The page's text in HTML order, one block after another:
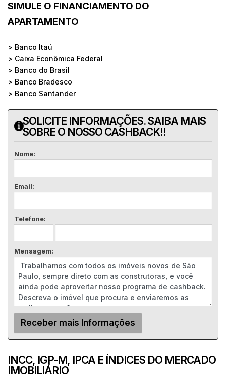
SIMULE O FINANCIAMENTO DO
APARTAMENTO
> Banco Itaú
> Caixa Econômica Federal
> Banco do Brasil
> Banco Bradesco
> Banco Santander
SOLICITE INFORMAÇÕES. SAIBA MAIS
SOBRE O NOSSO CASHBACK!!
Nome:
Email:
Telefone:
Mensagem:
INCC, IGP-M, IPCA E ÍNDICES DO MERCADO
IMOBILIÁRIO